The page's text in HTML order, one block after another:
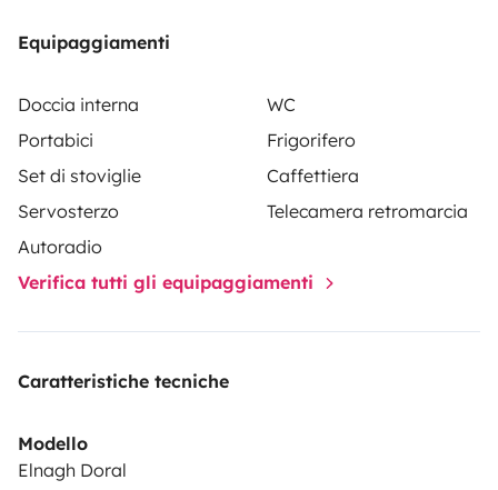
Equipaggiamenti
Doccia interna
WC
Portabici
Frigorifero
Set di stoviglie
Caffettiera
Servosterzo
Telecamera retromarcia
Autoradio
Verifica tutti gli equipaggiamenti
Caratteristiche tecniche
Modello
Elnagh Doral